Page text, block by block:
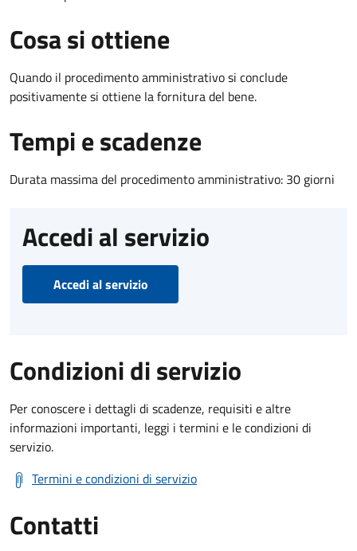
Cosa si ottiene
Quando il procedimento amministrativo si conclude
positivamente si ottiene la fornitura del bene.
Tempi e scadenze
Durata massima del procedimento amministrativo: 30 giorni
Accedi al servizio
Accedi al servizio
Condizioni di servizio
Per conoscere i dettagli di scadenze, requisiti e altre
informazioni importanti, leggi i termini e le condizioni di
servizio.
Termini e condizioni di servizio
Contatti